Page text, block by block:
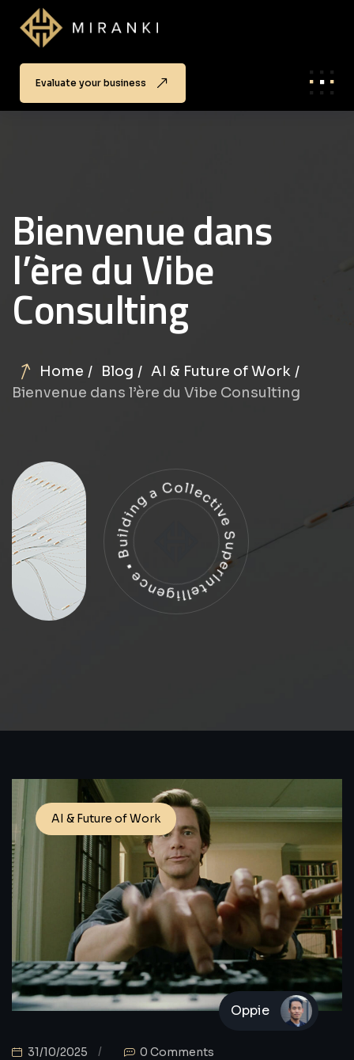
Evaluate your business
Bienvenue dans
l’ère du Vibe
Consulting
Home Blog
AI & Future of Work
Bienvenue dans l’ère du Vibe Consulting
Building a Collective SuperIntelligence •
AI & Future of Work
Oppie
31/10/2025 0 Comments